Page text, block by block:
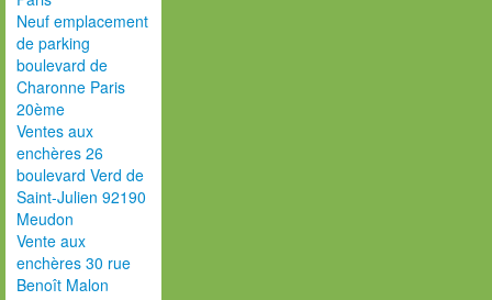
Neuf emplacement
de parking
boulevard de
Charonne Paris
20ème
Ventes aux
enchères 26
boulevard Verd de
Saint-Julien 92190
Meudon
Vente aux
enchères 30 rue
Benoît Malon